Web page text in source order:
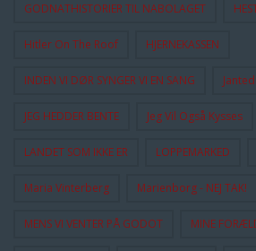
GODNATHISTORIER TIL NABOLAGET
Hitler On The Roof HJERNEKASSEN
INDEN VI DØR SYNGER VI EN SANG
JEG HEDDER BENTE Jeg Vil Også Kysses
LANDET SOM IKKE ER LOPPEMARKED
Maria Vinterberg Marienborg - NEJ TAK!
MENS VI VENTER PÅ GODOT MINE